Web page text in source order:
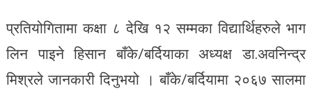
प्रतियोगितामा कक्षा ८ देखि १२ सम्मका विद्यार्थिहरुले भाग
लिन पाइने हिसान बाँके/बर्दियाका अध्यक्ष डा.अवनिन्द्र
मिश्रले जानकारी दिनुभयो । बाँके/बर्दियामा २०६७ सालमा